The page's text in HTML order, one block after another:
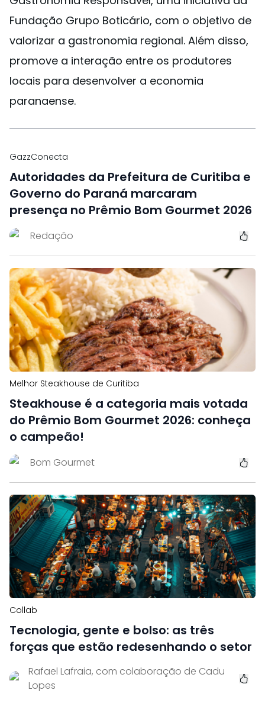
Fundação Grupo Boticário, com o objetivo de
valorizar a gastronomia regional. Além disso,
promove a interação entre os produtores
locais para desenvolver a economia
paranaense.
GazzConecta
Autoridades da Prefeitura de Curitiba e
Governo do Paraná marcaram
presença no Prêmio Bom Gourmet 2026
Redação
Melhor Steakhouse de Curitiba
Steakhouse é a categoria mais votada
do Prêmio Bom Gourmet 2026: conheça
o campeão!
Bom Gourmet
Collab
Tecnologia, gente e bolso: as três
forças que estão redesenhando o setor
Rafael Lafraia, com colaboração de Cadu
Lopes